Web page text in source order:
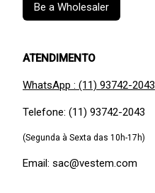
Be a Wholesaler
ATENDIMENTO
WhatsApp : (11) 93742-2043
Telefone: (11) 93742-2043
(Segunda à Sexta das 10h-17h)
Email: sac@vestem.com